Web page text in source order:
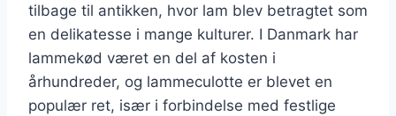
tilbage til antikken, hvor lam blev betragtet som
en delikatesse i mange kulturer. I Danmark har
lammekød været en del af kosten i
århundreder, og lammeculotte er blevet en
populær ret, især i forbindelse med festlige